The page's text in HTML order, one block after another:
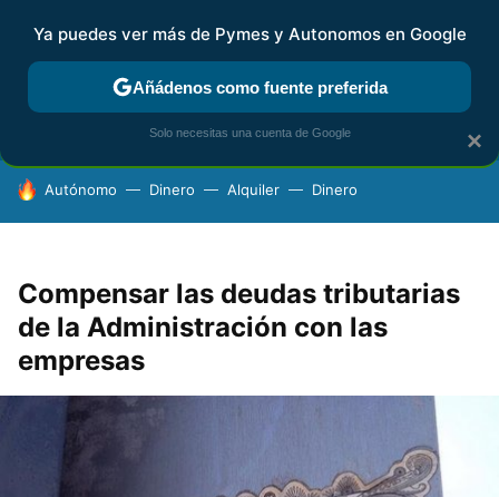
FISCALIDAD Y CONTABILIDAD KIT DIGITAL RENTA
HOY SE HABLA DE
Autónomo Dinero Alquiler Dinero
Compensar las deudas tributarias
de la Administración con las
empresas
×
Ya puedes ver más de Pymes y Autonomos en Google
Añádenos como fuente preferida
Solo necesitas una cuenta de Google